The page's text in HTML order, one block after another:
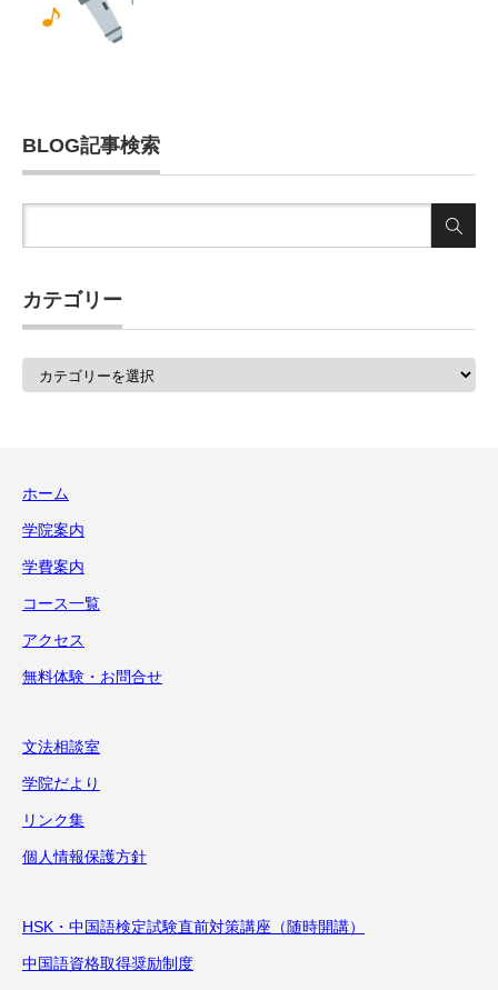
BLOG記事検索
カテゴリー
ホーム
学院案内
学費案内
コース一覧
アクセス
無料体験・お問合せ
文法相談室
学院だより
リンク集
個人情報保護方針
HSK・中国語検定試験直前対策講座（随時開講）
中国語資格取得奨励制度